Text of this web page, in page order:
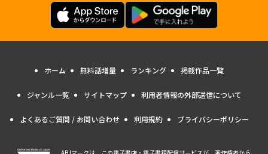
ホーム 無料話増量 ランキング 掲載作品一覧
ジャンル一覧 サイトマップ 利用者情報の外部送信について
よくあるご質問 / お問い合わせ 利用規約 プライバシーポリシー